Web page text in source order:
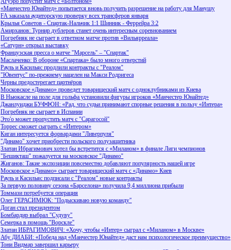
«Манчестер Юнайтед» попытается вновь получить разрешение на работу для Манушу
FA заказала аудиторскую проверку всех трансферов января
Крылья Советов - Спартак-Нальчик 1:1 Шинник - Феррейра 3:2
Амирханов: Турнир дублеров станет очень интересным соревнованием
Погребняк не сыграет в ответном матче против «Вильярреала»
«Сатурн» открыл выставку
Французская пресса о матче "Марсель" – "Спартак"
Маслаченко: В обороне «Спартака» было много отверстий
Рауль и Касильяс продлили контракты с "Реалом"
"Ювентус" по-прежнему нацелен на Макси Родригеса
Черны предостерегает партнёров
Московское «Динамо» проведет товарищеский матч с одноклубниками из Киева
В Ньюкасле на поле для гольфа установили фигуры игроков «Манчестер Юнайтед»
Джанлуиджи БУФФОН: «Рад, что судьи принимают спорные решения в пользу «Интера»
Погребняк не сыграет в Испании
Это'о может пропустить матч с "Сарагосой"
Торрес сможет сыграть с «Интером»
Киган интересуется форвардами "Ливерпуля"
"Динамо" хочет приобрести польского полузащитника
Златан Ибрагимович хотел бы встретится с «Миланом» в финале Лиги чемпионов
"Бешикташ" пожалуется на московское "Динамо"
Жиганов: Такие экспозиции повсеместно добавляют популярность нашей игре
Московское «Динамо» сыграет товарищеский матч с «Динамо» Киев
Рауль и Касильяс подписали с "Реалом" новые контракты
За первую половину сезона «Барселона» получила 9,4 миллиона прибыли
Томмази потребуется операция
Олег ГЕРАСИМЮК: "Подыскиваю новую команду"
Доган стал президентом
Бомбардир выбрал "Судуву"
Семерка в помощь "Ворскле"
Златан ИБРАГИМОВИЧ: «Хочу, чтобы «Интер» сыграл с «Миланом» в Москве»
Абу ДИАБИ: «Победа над «Манчестер Юнайтед» даст нам психологическое преимущество»
Тони Видмар завершил карьеру